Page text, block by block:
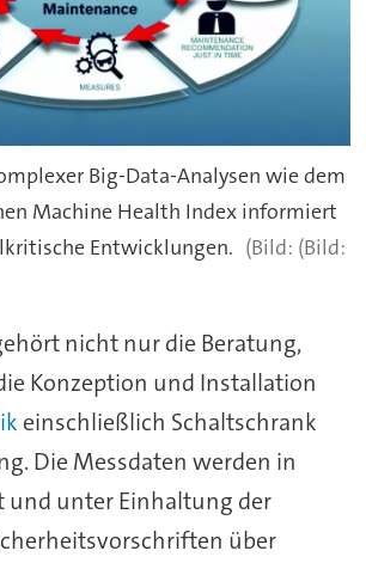
Big-Data-Analysen wie dem
Machine Health Index informiert
Entwicklungen.
(Bild:
nicht nur die Beratung,
Konzeption und Installation
einschließlich Schaltschrank
Die Messdaten werden in
und unter Einhaltung der
über